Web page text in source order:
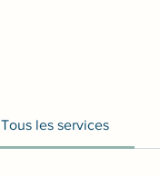
Tous les services